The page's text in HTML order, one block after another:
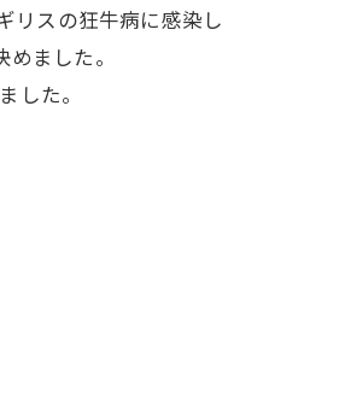
リスの狂牛病に感染し
ました。
した。